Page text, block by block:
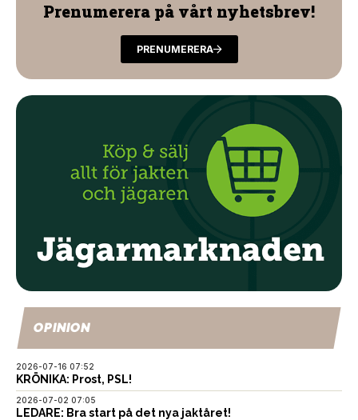
Prenumerera på vårt nyhetsbrev!
PRENUMERERA
OPINION
2026-07-16 07:52
KRÖNIKA: Prost, PSL!
2026-07-02 07:05
LEDARE: Bra start på det nya jaktåret!